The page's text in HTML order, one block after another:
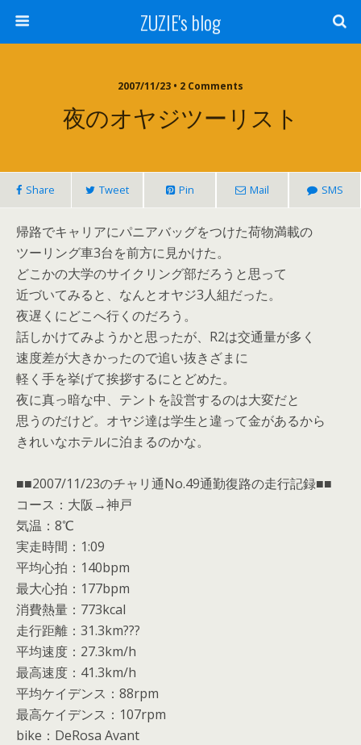
ZUZIE's blog
2007/11/23 • 2 Comments
夜のオヤジツーリスト
Share Tweet Pin Mail SMS
帰路でキャリアにパニアバッグをつけた荷物満載の
ツーリング車3台を前方に見かけた。
どこかの大学のサイクリング部だろうと思って
近づいてみると、なんとオヤジ3人組だった。
夜遅くにどこへ行くのだろう。
話しかけてみようかと思ったが、R2は交通量が多く
速度差が大きかったので追い抜きざまに
軽く手を挙げて挨拶するにとどめた。
夜に真っ暗な中、テントを設営するのは大変だと
思うのだけど。オヤジ達は学生と違って金があるから
きれいなホテルに泊まるのかな。
■■2007/11/23のチャリ通No.49通勤復路の走行記録■■
コース：大阪→神戸
気温：8℃
実走時間：1:09
平均心拍：140bpm
最大心拍：177bpm
消費熱量：773kcal
走行距離：31.3km???
平均速度：27.3km/h
最高速度：41.3km/h
平均ケイデンス：88rpm
最高ケイデンス：107rpm
bike：DeRosa Avant